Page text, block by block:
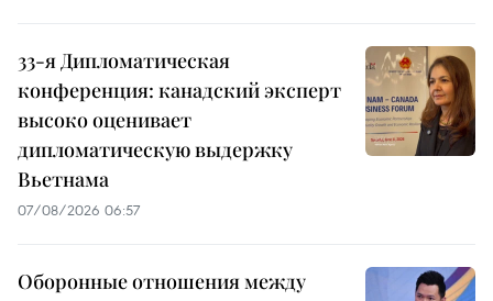
33-я Дипломатическая
конференция: канадский эксперт
высоко оценивает
дипломатическую выдержку
Вьетнама
07/08/2026 06:57
Оборонные отношения между